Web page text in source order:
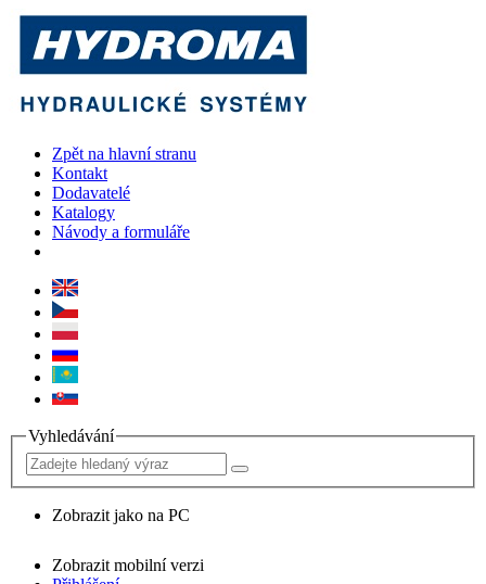
Zpět na hlavní stranu
Kontakt
Dodavatelé
Katalogy
Návody a formuláře
Vyhledávání
Zobrazit jako na PC
Zobrazit mobilní verzi